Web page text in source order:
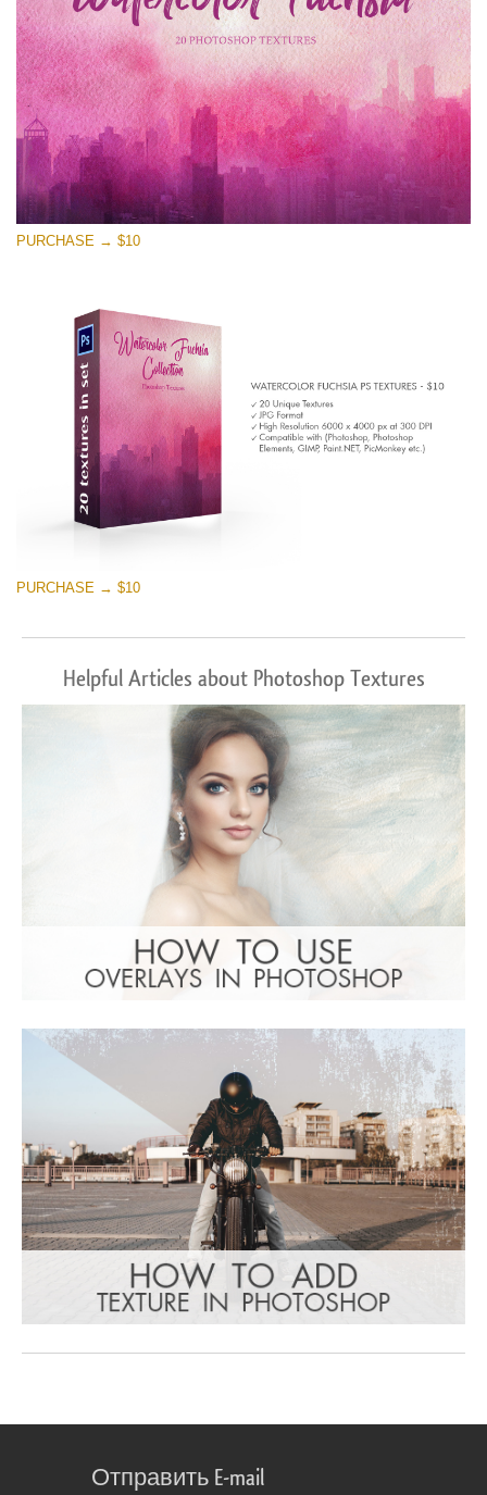
(20 Overlays)
Large 6000*4000px
Entire Collection
(1783 Overlays)
Large 6000*4000px
Скачать Бесплатно
PURCHASE → $10
PURCHASE → $10
Helpful Articles about Photoshop Textures
Отправить E-mail